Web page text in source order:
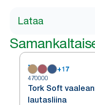
Lataa
+17
470000
Tork Soft
lautasliina